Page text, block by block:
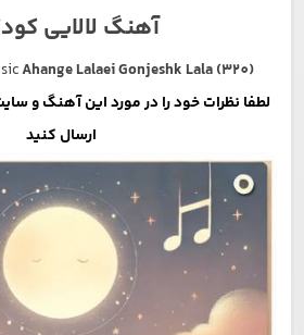
آهنگ لالایی
Ahange Lalaei Gonjeshk Lala (320)
لطفا نظرات خود را در مورد این آهنگ و
ارسال کنید